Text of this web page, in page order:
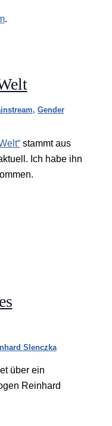
.
, Gender
stammt aus
Ich habe ihn
Slenczka
über ein
Reinhard